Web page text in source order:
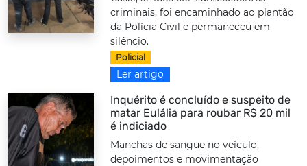
criminais, foi encaminhado ao plantão
da Polícia Civil e permaneceu em
silêncio.
Policial
Ler artigo
Inquérito é concluído e suspeito de
matar Eulália para roubar R$ 20 mil
é indiciado
Manchas de sangue no veículo,
depoimentos e movimentação